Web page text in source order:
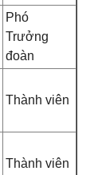
Phó
Trưởng
đoàn
Thành viên
Thành viên